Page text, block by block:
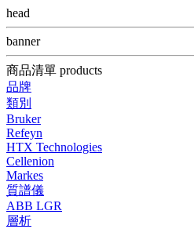
head
banner
商品清單 products
品牌
類別
Bruker
Refeyn
HTX Technologies
Cellenion
Markes
質譜儀
ABB LGR
層析